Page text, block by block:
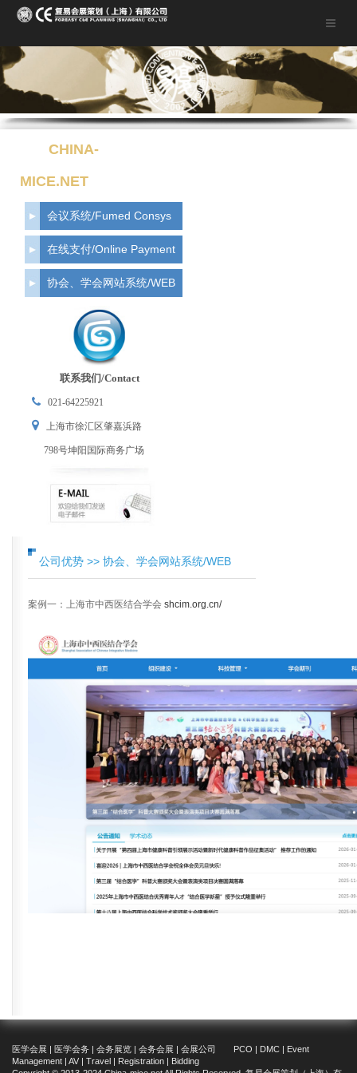
CHINA-
MICE.NET
会议系统/Fumed Consys
在线支付/Online Payment
协会、学会网站系统/WEB
联系我们/Contact
021-64225921
上海市徐汇区肇嘉浜路
798号坤阳国际商务广场
公司优势 >> 协会、学会网站系统/WEB
案例一：上海市中西医结合学会 shcim.org.cn/
医学会展 | 医学会务 | 会务展览 | 会务会展 | 会展公司 PCO | DMC | Event
Management | AV | Travel | Registration | Bidding